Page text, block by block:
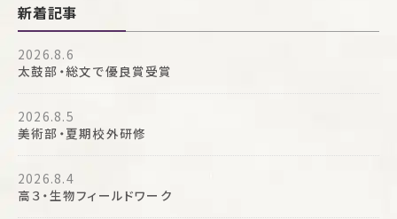
新着記事
2026.8.6
太鼓部・総文で優良賞受賞
2026.8.5
美術部・夏期校外研修
2026.8.4
高３・生物フィールドワーク